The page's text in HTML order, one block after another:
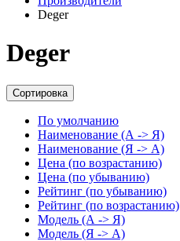
Deger
Deger
Сортировка
По умолчанию
Наименование (А -> Я)
Наименование (Я -> А)
Цена (по возрастанию)
Цена (по убыванию)
Рейтинг (по убыванию)
Рейтинг (по возрастанию)
Модель (А -> Я)
Модель (Я -> А)